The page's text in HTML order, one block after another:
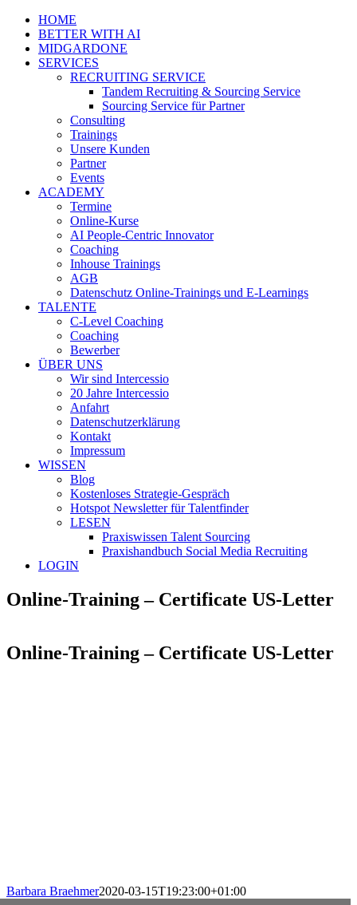
HOME
BETTER WITH AI
MIDGARDONE
SERVICES
RECRUITING SERVICE
Tandem Recruiting & Sourcing Service
Sourcing Service für Partner
Consulting
Trainings
Unsere Kunden
Partner
Events
ACADEMY
Termine
Online-Kurse
AI People-Centric Innovator
Coaching
Inhouse Trainings
AGB
Datenschutz Online-Trainings und E-Learnings
TALENTE
C-Level Coaching
Coaching
Bewerber
ÜBER UNS
Wir sind Intercessio
20 Jahre Intercessio
Anfahrt
Datenschutzerklärung
Kontakt
Impressum
WISSEN
Blog
Kostenloses Strategie-Gespräch
Hotspot Newsletter für Talentfinder
LESEN
Praxiswissen Talent Sourcing
Praxishandbuch Social Media Recruiting
LOGIN
Online-Training – Certificate US-Letter
Online-Training – Certificate US-Letter
Barbara Braehmer2020-03-15T19:23:00+01:00